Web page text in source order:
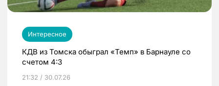
Интересное
КДВ из Томска обыграл «Темп» в Барнауле со
счетом 4:3
21:32 / 30.07.26